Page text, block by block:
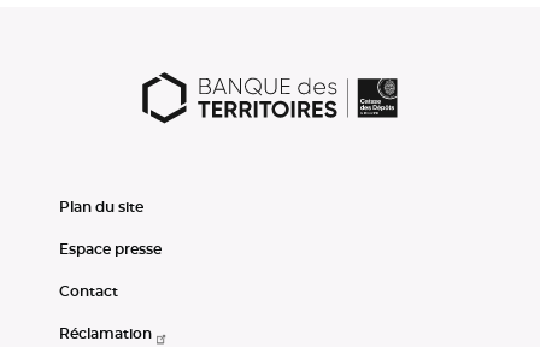
Plan du site
Espace presse
Contact
Réclamation